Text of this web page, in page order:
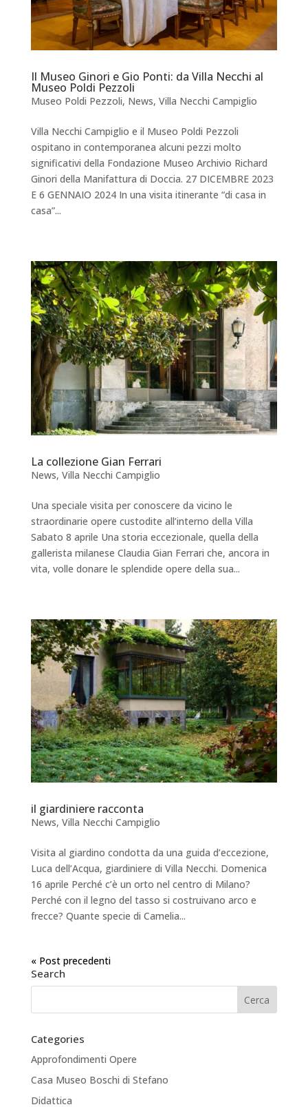
Il Museo Ginori e Gio Ponti: da Villa Necchi al
Museo Poldi Pezzoli
Museo Poldi Pezzoli, News, Villa Necchi Campiglio
Villa Necchi Campiglio e il Museo Poldi Pezzoli
ospitano in contemporanea alcuni pezzi molto
significativi della Fondazione Museo Archivio Richard
Ginori della Manifattura di Doccia. 27 DICEMBRE 2023
E 6 GENNAIO 2024 In una visita itinerante “di casa in
casa”...
La collezione Gian Ferrari
News, Villa Necchi Campiglio
Una speciale visita per conoscere da vicino le
straordinarie opere custodite all’interno della Villa
Sabato 8 aprile Una storia eccezionale, quella della
gallerista milanese Claudia Gian Ferrari che, ancora in
vita, volle donare le splendide opere della sua...
il giardiniere racconta
News, Villa Necchi Campiglio
Visita al giardino condotta da una guida d’eccezione,
Luca dell’Acqua, giardiniere di Villa Necchi. Domenica
16 aprile Perché c’è un orto nel centro di Milano?
Perché con il legno del tasso si costruivano arco e
frecce? Quante specie di Camelia...
« Post precedenti
Search
Categories
Approfondimenti Opere
Casa Museo Boschi di Stefano
Didattica